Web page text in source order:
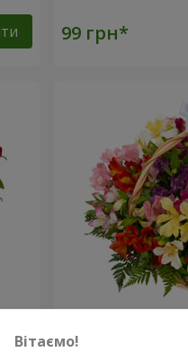
Вітаємо!